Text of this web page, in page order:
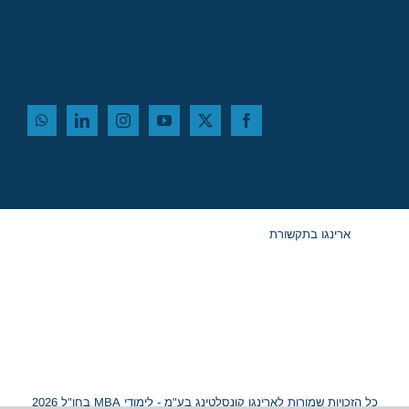
ארינגו בתקשורת
כל הזכויות שמורות לארינגו קונסלטינג בע"מ - לימודי MBA בחו"ל 2026